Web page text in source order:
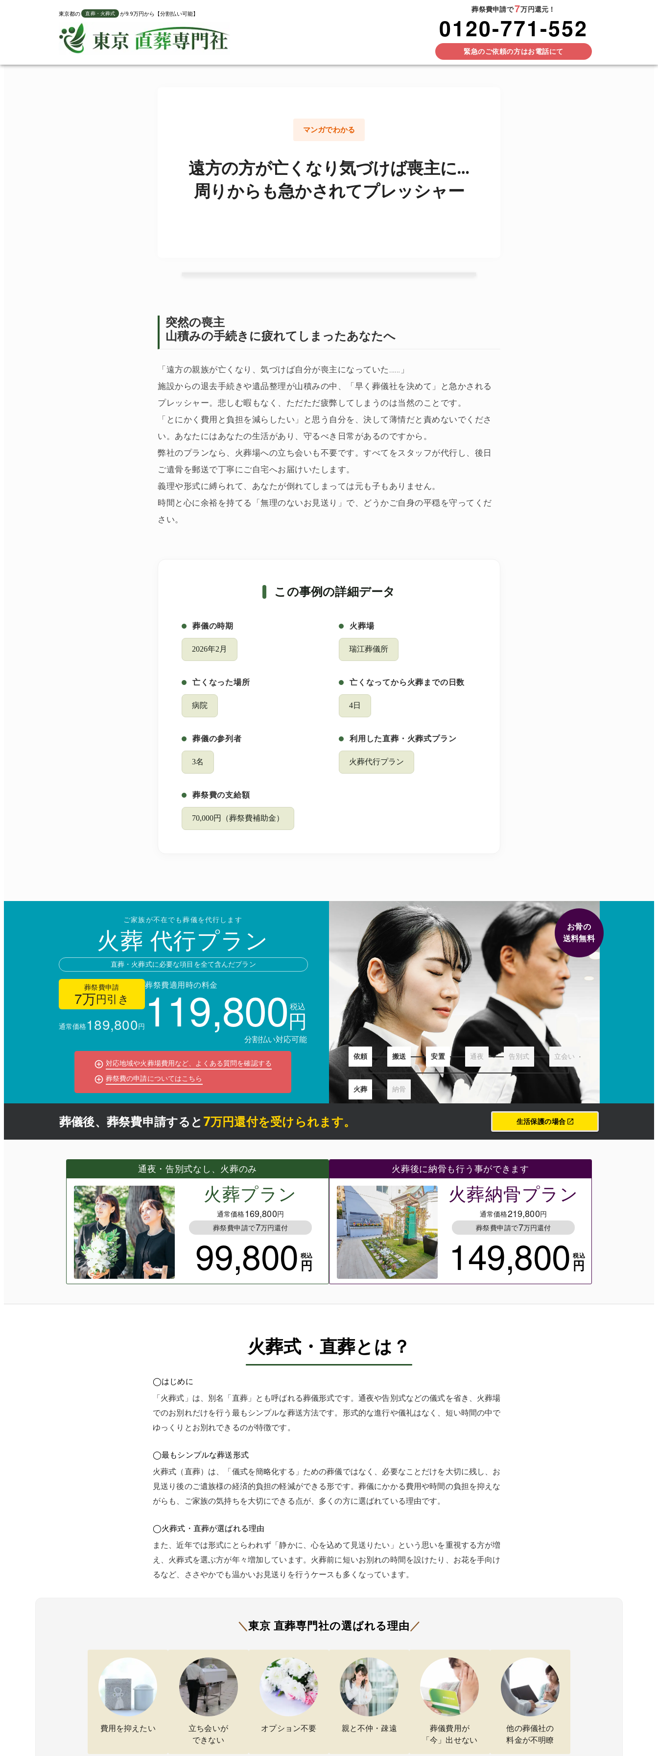
東京都の 直葬・火葬式 が9.9万円から【分割払い可能】
葬祭費申請で7万円還元！
0120-771-552
緊急のご依頼の方はお電話にて
マンガでわかる
遠方の方が亡くなり気づけば喪主に…
周りからも急かされてプレッシャー
突然の喪主
山積みの手続きに疲れてしまったあなたへ
「遠方の親族が亡くなり、気づけば自分が喪主になっていた……」
施設からの退去手続きや遺品整理が山積みの中、「早く葬儀社を決めて」と急かされる
プレッシャー。悲しむ暇もなく、ただただ疲弊してしまうのは当然のことです。
「とにかく費用と負担を減らしたい」と思う自分を、決して薄情だと責めないでくださ
い。あなたにはあなたの生活があり、守るべき日常があるのですから。
弊社のプランなら、火葬場への立ち会いも不要です。すべてをスタッフが代行し、後日
ご遺骨を郵送で丁寧にご自宅へお届けいたします。
義理や形式に縛られて、あなたが倒れてしまっては元も子もありません。
時間と心に余裕を持てる「無理のないお見送り」で、どうかご自身の平穏を守ってくだ
さい。
この事例の詳細データ
葬儀の時期
2026年2月
火葬場
瑞江葬儀所
亡くなった場所
病院
亡くなってから火葬までの日数
4日
葬儀の参列者
3名
利用した直葬・火葬式プラン
火葬代行プラン
葬祭費の支給額
70,000円（葬祭費補助金）
ご家族が不在でも葬儀を代行します
火葬 代行プラン
直葬・火葬式に必要な項目を全て含んだプラン
葬祭費申請
7万 円引き
通常価格189,800円
葬祭費適用時の料金
119,800 税込
円
分割払い対応可能
対応地域や火葬場費用など、よくある質問を確認する
葬祭費の申請についてはこちら
お骨の
送料無料
依頼 搬送 安置 通夜 告別式 立会い
火葬 納骨
葬儀後、 葬祭費申請すると 7万円還付を受けられます。 生活保護の場合
通夜・告別式なし、火葬のみ
火葬プラン
通常価格169,800円
葬祭費申請で7万円還付
99,800 税込
円
火葬後に納骨も行う事ができます
火葬納骨プラン
通常価格219,800円
葬祭費申請で7万円還付
149,800 税込
円
火葬式・直葬とは？
◯はじめに
「火葬式」は、別名「直葬」とも呼ばれる葬儀形式です。通夜や告別式などの儀式を省き、火葬場
でのお別れだけを行う最もシンプルな葬送方法です。形式的な進行や儀礼はなく、短い時間の中で
ゆっくりとお別れできるのが特徴です。
◯最もシンプルな葬送形式
火葬式（直葬）は、「儀式を簡略化する」ための葬儀ではなく、必要なことだけを大切に残し、お
見送り後のご遺族様の経済的負担の軽減ができる形です。葬儀にかかる費用や時間の負担を抑えな
がらも、ご家族の気持ちを大切にできる点が、多くの方に選ばれている理由です。
◯火葬式・直葬が選ばれる理由
また、近年では形式にとらわれず「静かに、心を込めて見送りたい」という思いを重視する方が増
え、火葬式を選ぶ方が年々増加しています。火葬前に短いお別れの時間を設けたり、お花を手向け
るなど、ささやかでも温かいお見送りを行うケースも多くなっています。
＼東京 直葬専門社の選ばれる理由 ／
費用を抑えたい
立ち会いが
できない
オプション不要 親と不仲・疎遠
葬儀費用が
「今」出せない
他の葬儀社の
料金が不明瞭